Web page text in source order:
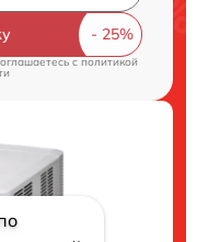
c политикой